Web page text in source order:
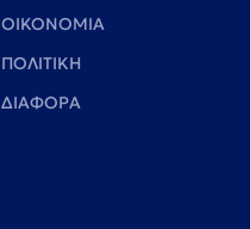
ΟΙΚΟΝΟΜΙΑ
ΠΟΛΙΤΙΚΗ
ΔΙΑΦΟΡΑ